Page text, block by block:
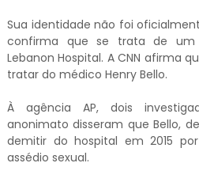
Sua identidade não foi
confirma que se trata de um
Lebanon Hospital. A CNN afirma
tratar do médico Henry Bello.
À agência AP, dois
anonimato disseram que Bello,
demitir do hospital em 2015
assédio sexual.